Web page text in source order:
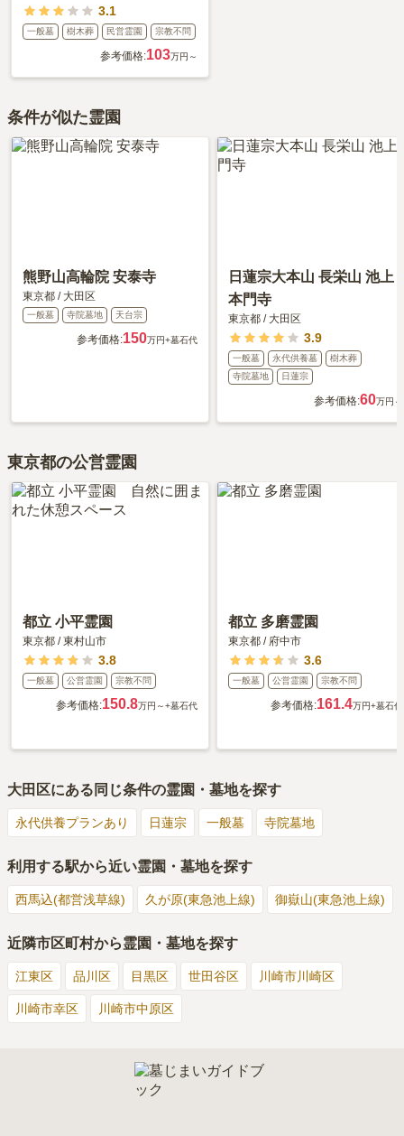
3.1
一般墓 樹木葬 民営霊園 宗教不問
参考価格:103万円～
条件が似た霊園
熊野山高輪院 安泰寺
東京都 / 大田区
一般墓 寺院墓地 天台宗
参考価格:150万円+墓石代
日蓮宗大本山 長栄山 池上
本門寺
東京都 / 大田区
3.9
一般墓 永代供養墓
樹木葬
寺院墓地
日蓮宗
参考価格:60万円～
東京都の公営霊園
都立 小平霊園
東京都 /東村山市
3.8
一般墓 公営霊園 宗教不問
参考価格:150.8万円～+墓石代
都立 多磨霊園
東京都 / 府中市
3.6
一般墓 公営霊園 宗教不問
参考価格:161.4万円+墓石代
大田区にある同じ条件の霊園・墓地を探す
永代供養プランあり 日蓮宗 一般墓 寺院墓地
利用する駅から近い霊園・墓地を探す
西馬込(都営浅草線) 久が原(東急池上線) 御嶽山(東急池上線)
近隣市区町村から霊園・墓地を探す
江東区 品川区 目黒区 世田谷区 川崎市川崎区
川崎市幸区 川崎市中原区